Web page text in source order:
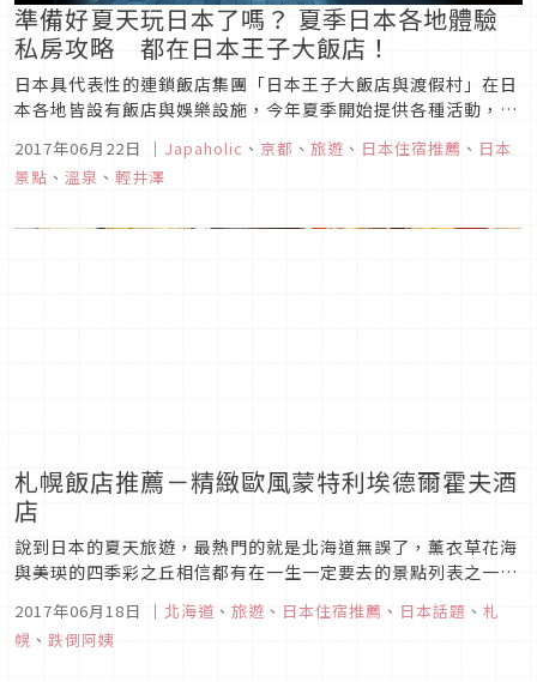
準備好夏天玩日本了嗎？ 夏季日本各地體驗
私房攻略 都在日本王子大飯店！
日本具代表性的連鎖飯店集團「日本王子大飯店與渡假村」在日
本各地皆設有飯店與娛樂設施，今年夏季開始提供各種活動，讓
2017年06月22日 ｜ Japaholic 、 京都 、 旅遊 、 日本住宿推薦 、 日本
景點 、 溫泉 、 輕井澤
札幌飯店推薦－精緻歐風蒙特利埃德爾霍夫酒
店
說到日本的夏天旅遊，最熱門的就是北海道無誤了，薰衣草花海
與美瑛的四季彩之丘相信都有在一生一定要去的景點列表之一。
特瑞集團位在札幌的Hotel Monterey Edelhof Sapporo（蒙
特瑞埃德爾霍夫札幌飯店），蒙特瑞集團在日本擁有十九...
2017年06月18日 ｜ 北海道 、 旅遊 、 日本住宿推薦 、 日本話題 、 札
幌 、 跌倒阿姨